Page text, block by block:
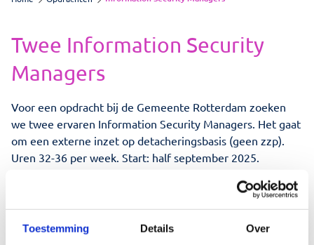
Toestemming Details Over
Contact
Zoeken
Twee Information Security
Managers
Voor een opdracht bij de Gemeente Rotterdam zoeken
we twee ervaren Information Security Managers. Het gaat
om een externe inzet op detacheringsbasis (geen zzp).
Uren 32-36 per week. Start: half september 2025.
Als Security Manager neem je het voortouw in het
opstellen en actualiseren van beleidsdocumenten en